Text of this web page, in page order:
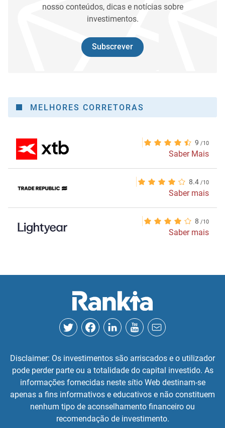
nosso conteúdos, dicas e notícias sobre
investimentos.
Subscrever
MELHORES CORRETORAS
9
Saber Mais
8.4
Saber mais
8
Saber mais
Disclaimer: Os investimentos são arriscados e o utilizador
pode perder parte ou a totalidade do capital investido. As
informações fornecidas neste sítio Web destinam-se
apenas a fins informativos e educativos e não constituem
nenhum tipo de aconselhamento financeiro ou
recomendação de investimento.